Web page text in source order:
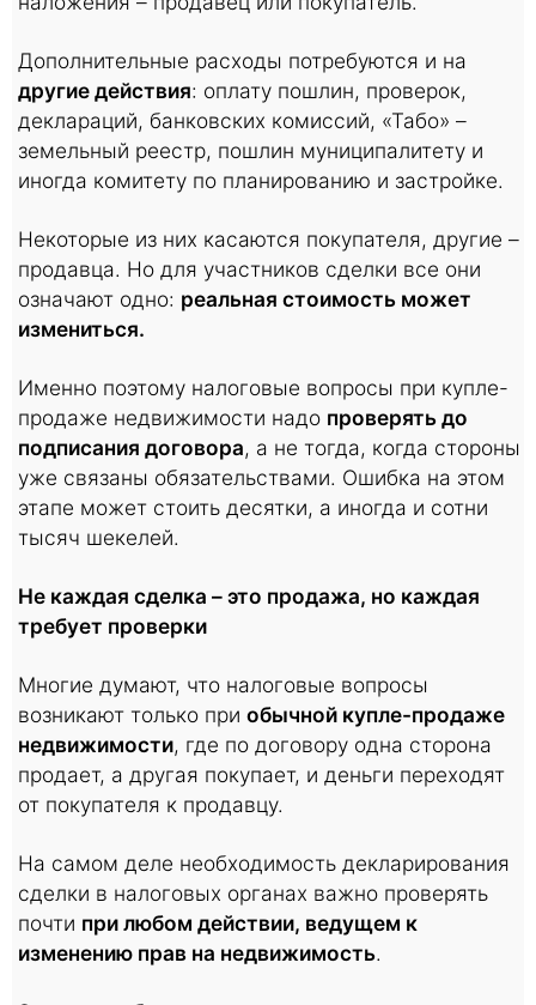
Дополнительные расходы потребуются и на
другие действия: оплату пошлин, проверок,
деклараций, банковских комиссий, «Табо» –
земельный реестр, пошлин муниципалитету и
иногда комитету по планированию и застройке.
Некоторые из них касаются покупателя, другие –
продавца. Но для участников сделки все они
означают одно: реальная стоимость может
измениться.
Именно поэтому налоговые вопросы при купле-
продаже недвижимости надо проверять до
подписания договора, а не тогда, когда стороны
уже связаны обязательствами. Ошибка на этом
этапе может стоить десятки, а иногда и сотни
тысяч шекелей.
Не каждая сделка – это продажа, но каждая
требует проверки
Многие думают, что налоговые вопросы
возникают только при обычной купле-продаже
недвижимости, где по договору одна сторона
продает, а другая покупает, и деньги переходят
от покупателя к продавцу.
На самом деле необходимость декларирования
сделки в налоговых органах важно проверять
почти при любом действии, ведущем к
изменению прав на недвижимость.